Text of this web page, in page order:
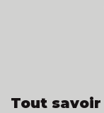
Tout